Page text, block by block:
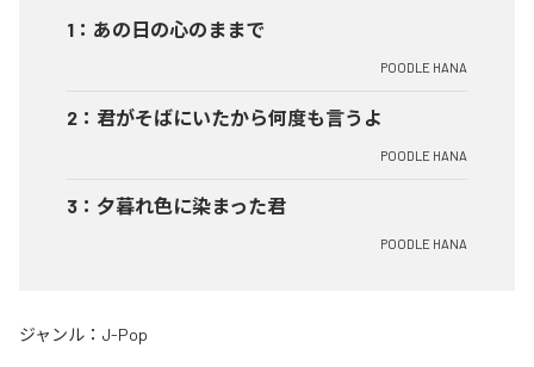
1 ： あの日の心のままで
POODLE HANA
2 ： 君がそばにいたから何度も言うよ
POODLE HANA
3 ： 夕暮れ色に染まった君
POODLE HANA
ジャンル： J-Pop